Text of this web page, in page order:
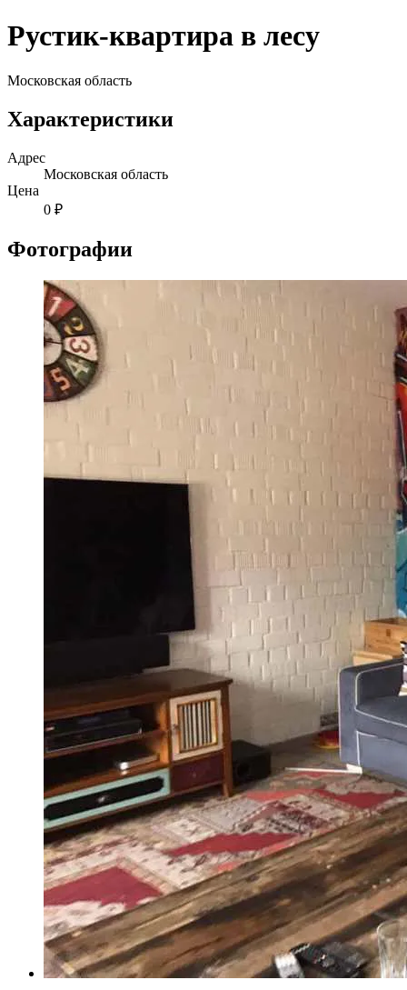
Рустик-квартира в лесу
Московская область
Характеристики
Адрес
Московская область
Цена
0 ₽
Фотографии